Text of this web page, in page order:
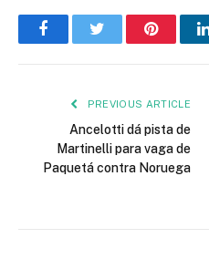
FacebookTwitter
PREVIOUS ARTICLE
Ancelotti dá pista de
Martinelli para vaga de
Paquetá contra Noruega